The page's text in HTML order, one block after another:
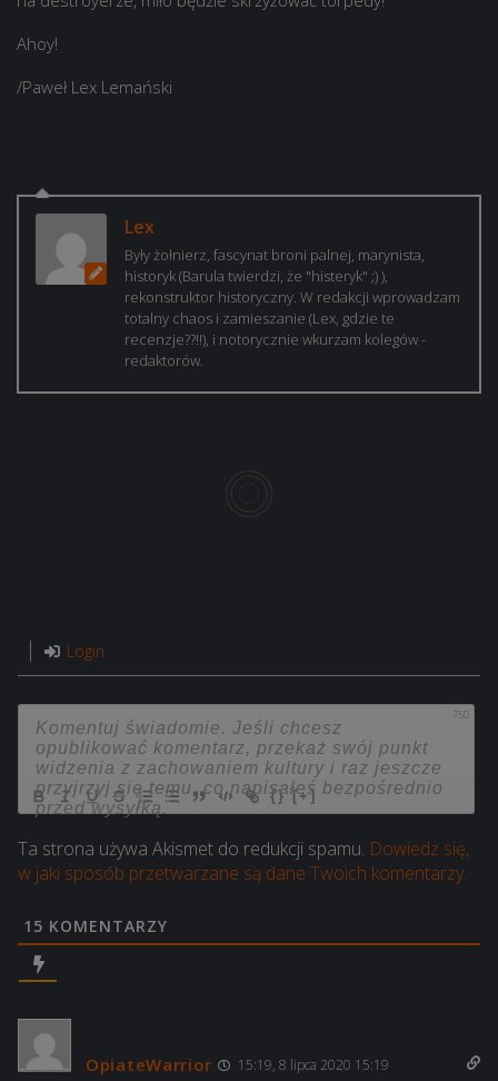
Ahoy!
/Paweł Lex Lemański
Lex
Były żołnierz, fascynat broni palnej, marynista,
historyk (Barula twierdzi, że "histeryk" ;) ),
rekonstruktor historyczny. W redakcji wprowadzam
totalny chaos i zamieszanie (Lex, gdzie te
recenzje??!!), i notorycznie wkurzam kolegów -
redaktorów.
Login
750
{} [+]
Ta strona używa Akismet do redukcji spamu. Dowiedz się,
w jaki sposób przetwarzane są dane Twoich komentarzy.
15 KOMENTARZY
OpiateWarrior 15:19, 8 lipca 2020 15:19